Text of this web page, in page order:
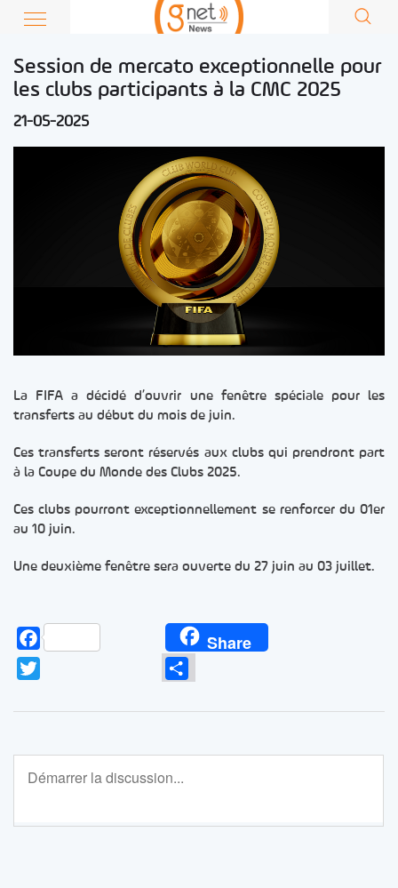
Session de mercato exceptionnelle pour
les clubs participants à la CMC 2025
21-05-2025
La FIFA a décidé d’ouvrir une fenêtre spéciale pour les
transferts au début du mois de juin.
Ces transferts seront réservés aux clubs qui prendront part
à la Coupe du Monde des Clubs 2025.
Ces clubs pourront exceptionnellement se renforcer du 01er
au 10 juin.
Une deuxième fenêtre sera ouverte du 27 juin au 03 juillet.
Facebook Share